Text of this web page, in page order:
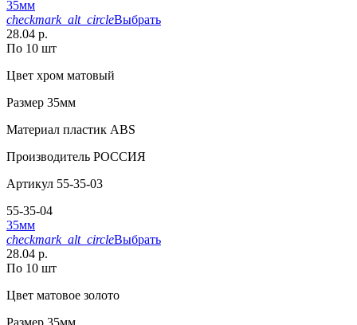
35мм
checkmark_alt_circleВыбрать
28.04 р.
По 10 шт
Цвет хром матовый
Размер 35мм
Материал пластик АВS
Производитель РОССИЯ
Артикул 55-35-03
55-35-04
35мм
checkmark_alt_circleВыбрать
28.04 р.
По 10 шт
Цвет матовое золото
Размер 35мм